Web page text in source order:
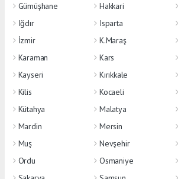
Gümüşhane
Hakkari
Iğdır
Isparta
İzmir
K.Maraş
Karaman
Kars
Kayseri
Kırıkkale
Kilis
Kocaeli
Kütahya
Malatya
Mardin
Mersin
Muş
Nevşehir
Ordu
Osmaniye